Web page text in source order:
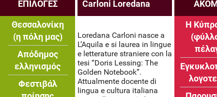
ΕΠΙΛΟΓΕΣ
Θεσσαλονίκη
(η πόλη μας)
Απόδημος
ελληνισμός
Φεστιβάλ
Carloni Loredana
Loredana Carloni nasce a
L’Aquila e si laurea in lingue
e letterature straniere con la
tesi “Doris Lessing: The
Golden Notebook”.
Attualmente docente di
lingua e cultura italiana
Η